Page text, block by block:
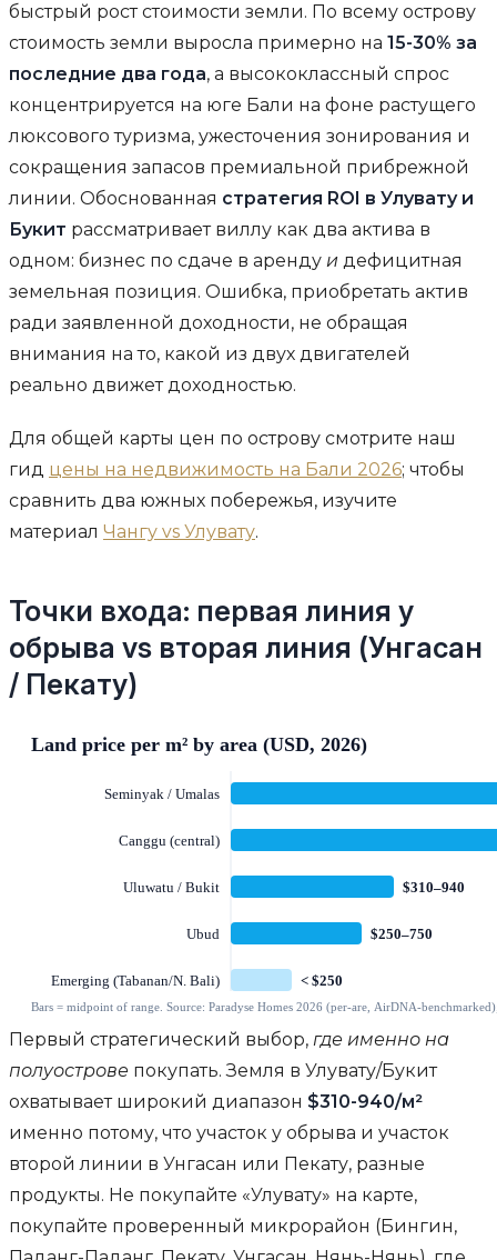
быстрый рост стоимости земли. По всему острову
стоимость земли выросла примерно на 15-30% за
последние два года, а высококлассный спрос
концентрируется на юге Бали на фоне растущего
люксового туризма, ужесточения зонирования и
сокращения запасов премиальной прибрежной
линии. Обоснованная стратегия ROI в Улувату и
Букит рассматривает виллу как два актива в
одном: бизнес по сдаче в аренду и дефицитная
земельная позиция. Ошибка, приобретать актив
ради заявленной доходности, не обращая
внимания на то, какой из двух двигателей
реально движет доходностью.
Для общей карты цен по острову смотрите наш
гид цены на недвижимость на Бали 2026; чтобы
сравнить два южных побережья, изучите
материал Чангу vs Улувату.
Точки входа: первая линия у
обрыва vs вторая линия (Унгасан
/ Пекату)
Первый стратегический выбор, где именно на
полуострове покупать. Земля в Улувату/Букит
охватывает широкий диапазон $310-940/м²
именно потому, что участок у обрыва и участок
второй линии в Унгасан или Пекату, разные
продукты. Не покупайте «Улувату» на карте,
покупайте проверенный микрорайон (Бингин,